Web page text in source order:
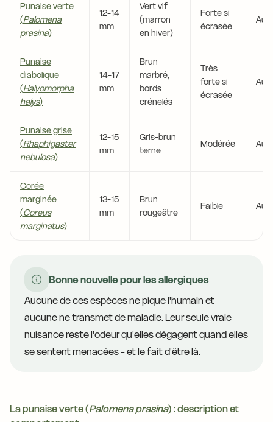
Punaise verte
(Palomena
prasina)
12-14
mm
Vert vif
(marron
en hiver)
Forte si
écrasée
Punaise
diabolique
(Halyomorpha
halys)
14-17
mm
Brun
marbré,
bords
crénelés
Très
forte si
écrasée
Punaise grise
(Rhaphigaster
nebulosa)
12-15
mm
Gris-brun
terne
Modérée
Corée
marginée
(Coreus
marginatus)
13-15
mm
Brun
rougeâtre
Faible
Bonne nouvelle pour les allergiques
Aucune de ces espèces ne pique l'humain et
aucune ne transmet de maladie. Leur seule vraie
nuisance reste l'odeur qu'elles dégagent quand elles
se sentent menacées - et le fait d'être là.
La punaise verte (Palomena prasina) : description et